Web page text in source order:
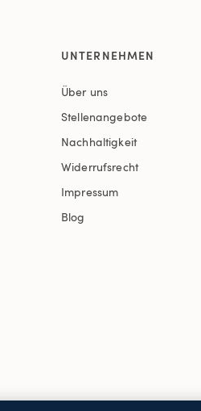
UNTERNEHMEN
Über uns
Stellenangebote
Nachhaltigkeit
Widerrufsrecht
Impressum
Blog